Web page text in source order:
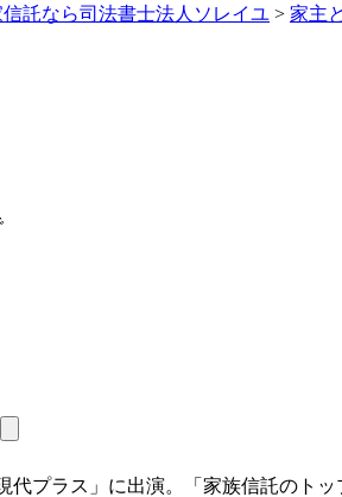
託なら司法書士法人ソレイユ > 家主
代プラス」に出演。「家族信託のトッ